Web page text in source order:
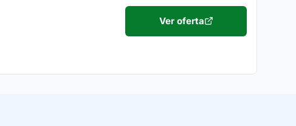
Ver oferta